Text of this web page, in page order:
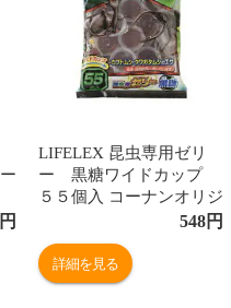
円
LIFELEX 昆虫専用ゼリ
ー 黒糖ワイドカップ
５５個入 コーナンオリジ
548円
詳細を見る